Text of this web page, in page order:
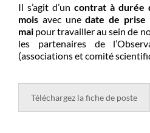
Il s’agit d’un contrat à durée
mois avec unedate de prise
mai pour travailler au sein de
les partenaires de
(associations et comité
Téléchargez la fiche de poste